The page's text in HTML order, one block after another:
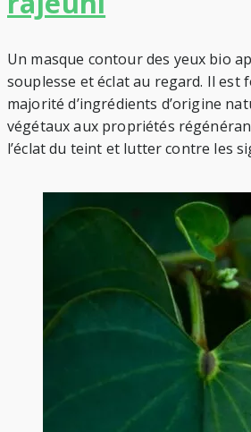
Un masque contour des yeux bio
souplesse et éclat au regard. Il est
majorité d’ingrédients d’origine
végétaux aux propriétés
l’éclat du teint et lutter contre les